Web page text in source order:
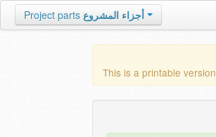
Project parts أجزاء المشروع
This is a printable